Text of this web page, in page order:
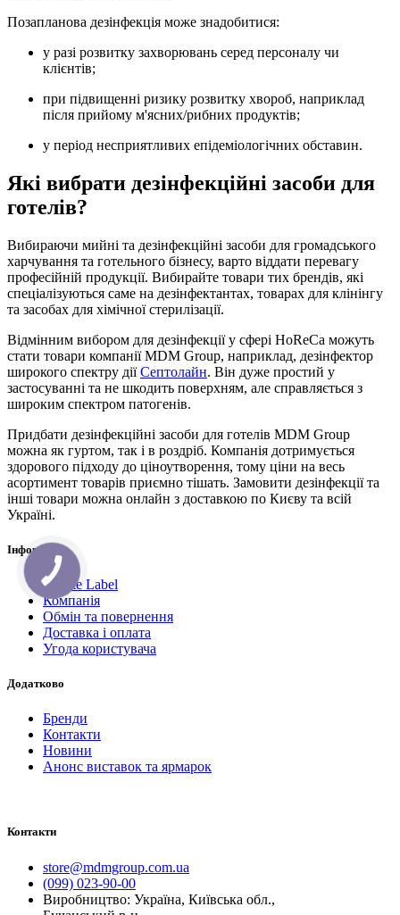
Позапланова дезінфекція може знадобитися:
у разі розвитку захворювань серед персоналу чи
клієнтів;
при підвищенні ризику розвитку хвороб, наприклад
після прийому м'ясних/рибних продуктів;
у період несприятливих епідеміологічних обставин.
Які вибрати дезінфекційні засоби для
готелів?
Вибираючи мийні та дезінфекційні засоби для громадського
харчування та готельного бізнесу, варто віддати перевагу
професійній продукції. Вибирайте товари тих брендів, які
спеціалізуються саме на дезінфектантах, товарах для клінінгу
та засобах для хімічної стерилізації.
Відмінним вибором для дезінфекції у сфері HoReCa можуть
стати товари компанії MDM Group, наприклад, дезінфектор
широкого спектру діїСептолайн. Він дуже простий у
застосуванні та не шкодить поверхням, але справляється з
широким спектром патогенів.
Придбати дезінфекційні засоби для готелів MDM Group
можна як гуртом, так і в роздріб. Компанія дотримується
здорового підходу до ціноутворення, тому ціни на весь
асортимент товарів приємно тішать. Замовити дезінфекції та
інші товари можна онлайн з доставкою по Києву та всій
Україні.
Інформація
Private Label
Компанія
Обмін та повернення
Доставка і оплата
Угода користувача
Додатково
Бренди
Контакти
Новини
Анонс виставок та ярмарок
Контакти
store@mdmgroup.com.ua
(099) 023-90-00
Виробництво: Україна, Київська обл.,